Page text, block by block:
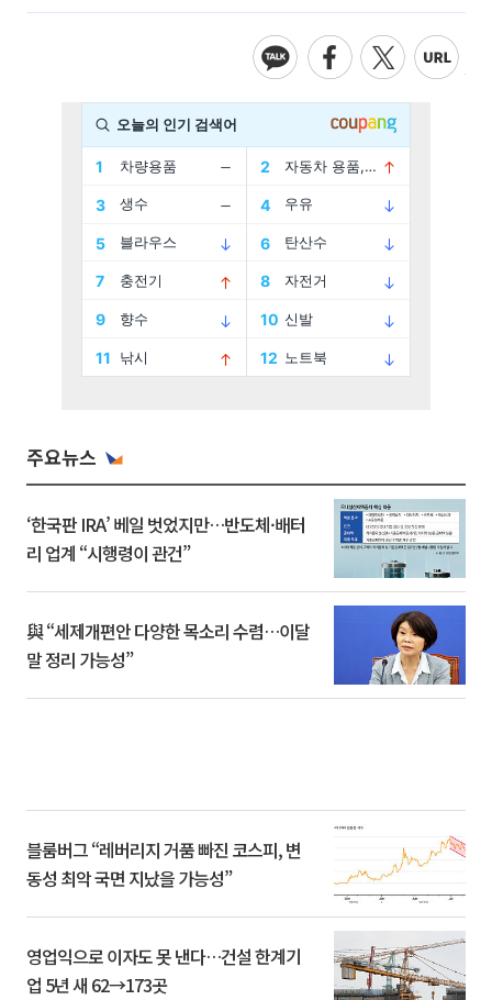
주요뉴스
‘한국판 IRA’ 베일 벗었지만…반도체·배터
리 업계 “시행령이 관건”
與 “세제개편안 다양한 목소리 수렴…이달
말 정리 가능성”
블룸버그 “레버리지 거품 빠진 코스피, 변
동성 최악 국면 지났을 가능성”
영업익으로 이자도 못 낸다…건설 한계기
업 5년 새 62→173곳